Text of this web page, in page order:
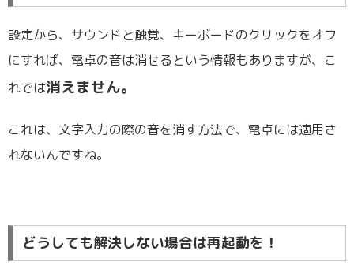
設定から、サウンドと触覚、キーボードのクリックをオフ
にすれば、電卓の音は消せるという情報もありますが、こ
れでは消えません。
これは、文字入力の際の音を消す方法で、電卓には適用さ
れないんですね。
どうしても解決しない場合は再起動を！